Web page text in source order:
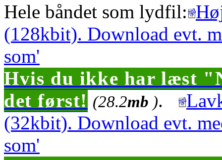
Hele båndet som lydfil:
(128kbit). Download evt.
som'
Hvis du ikke har læst
det først! (28.2mb ).
(32kbit). Download evt.
som'